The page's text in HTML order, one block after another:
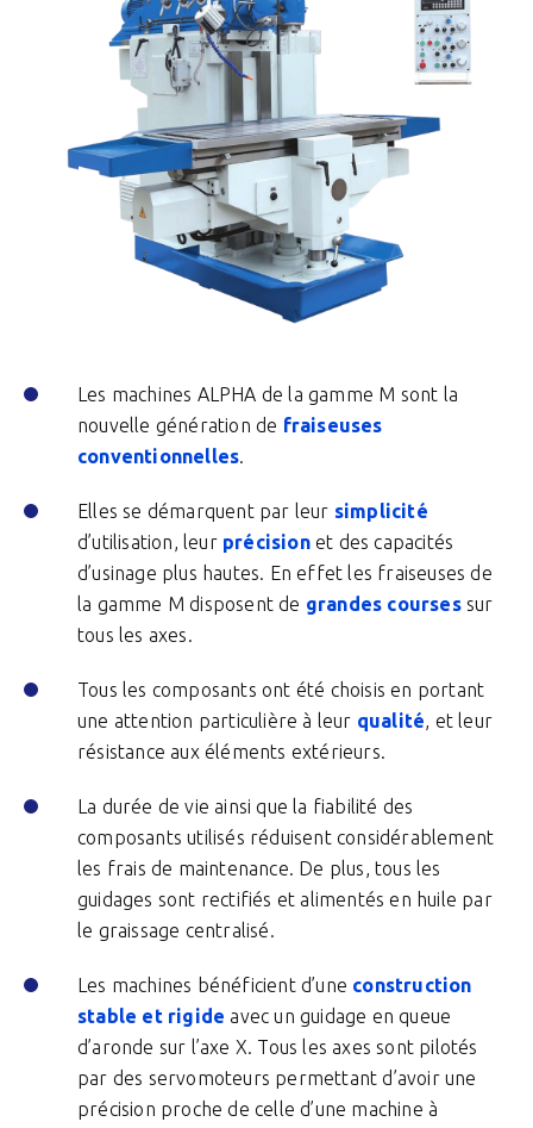
Les machines ALPHA de la gamme M sont la
nouvelle génération de fraiseuses
conventionnelles.
Elles se démarquent par leur simplicité
d’utilisation, leur précisionet des capacités
d’usinage plus hautes. En effet les fraiseuses de
la gamme M disposent de grandes coursessur
tous les axes.
Tous les composants ont été choisis en portant
une attention particulière à leur qualité, et leur
résistance aux éléments extérieurs.
La durée de vie ainsi que la fiabilité des
composants utilisés réduisent considérablement
les frais de maintenance. De plus, tous les
guidages sont rectifiés et alimentés en huile par
le graissage centralisé.
Les machines bénéficient d’une construction
stable et rigide avec un guidage en queue
d’aronde sur l’axe X. Tous les axes sont pilotés
par des servomoteurs permettant d’avoir une
précision proche de celle d’une machine à